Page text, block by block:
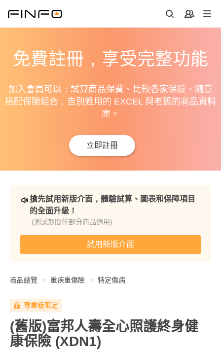
免費註冊，享受完整功能
加入會員可以：試算商品保費、比較各家保險、隨意
搭配保險組合，告別難用的 EXCEL 與老舊的商品資料
庫。
立即註冊
搶先試用新版介面，體驗試算、圖表和保障項目
的全面升級！
(測試期間僅部分商品適用)
試用新版介面
商品總覽 重疾重傷險 特定傷病
專業版限定
(舊版)富邦人壽全心照護終身健
康保險 (XDN1)